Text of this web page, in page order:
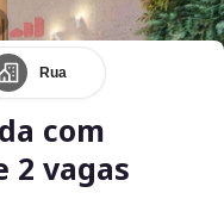
Rua
com
2 vagas